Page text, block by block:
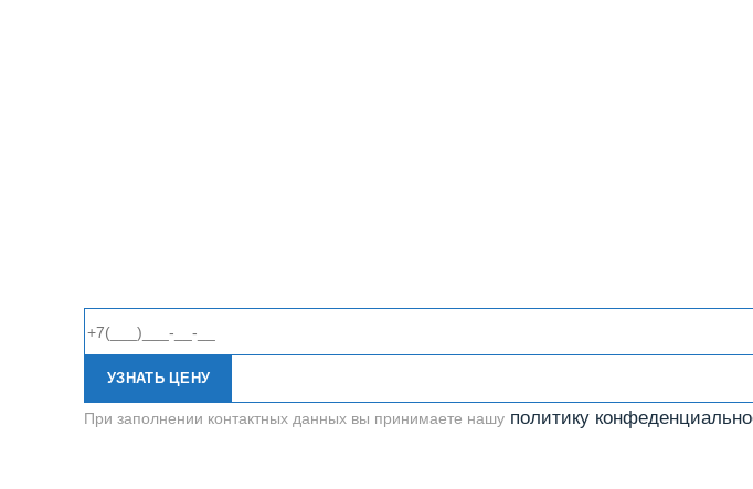
УЗНАТЬ ЦЕНУ
При заполнении контактных данных вы принимаете нашу политику